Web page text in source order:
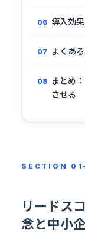
導入効
よくあ
まとめ
させる
リードス
念と中小